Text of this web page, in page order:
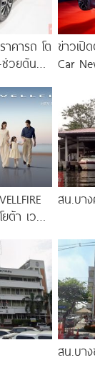
คารถ โต
วยดันทุก
ข่าวเปิ
Car
ต้า เวล
สน.บา
สน.บา